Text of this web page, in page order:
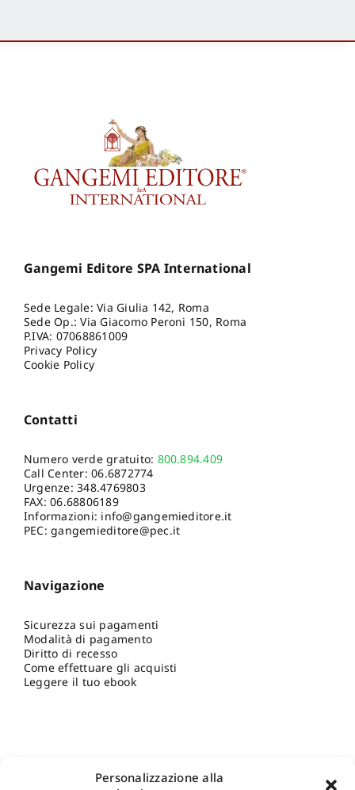
Personalizzazione alla
Gangemi Editore SPA International
Sede Legale: Via Giulia 142, Roma
Sede Op.: Via Giacomo Peroni 150, Roma
P.IVA: 07068861009
Privacy Policy
Cookie Policy
Contatti
Numero verde gratuito: 800.894.409
Call Center:06.6872774
Urgenze:348.4769803
FAX: 06.68806189
Informazioni: info@gangemieditore.it
PEC: gangemieditore@pec.it
Navigazione
Sicurezza sui pagamenti
Modalità di pagamento
Diritto di recesso
Come effettuare gli acquisti
Leggere il tuo ebook